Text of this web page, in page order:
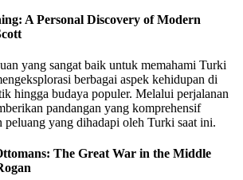
A Personal Discovery of Modern
yang sangat baik untuk memahami Turki
berbagai aspek kehidupan di
hingga budaya populer. Melalui perjalanan
pandangan yang komprehensif
peluang yang dihadapi oleh Turki saat ini.
The Great War in the Middle